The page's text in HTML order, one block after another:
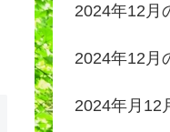
2024年12月
2024年12月
2024年月12